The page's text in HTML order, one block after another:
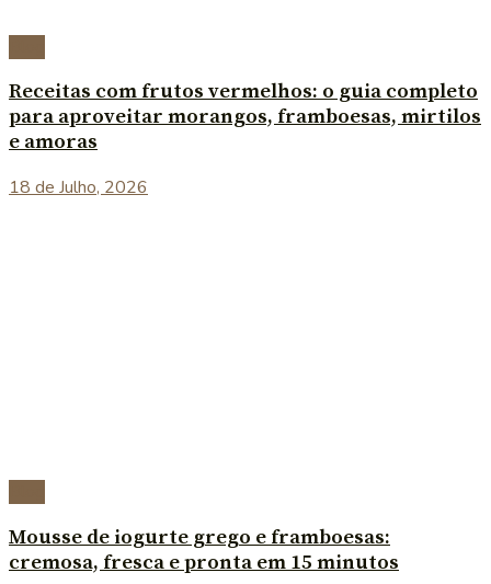
Receitas com frutos vermelhos: o guia completo
para aproveitar morangos, framboesas, mirtilos
e amoras
18 de Julho, 2026
Mousse de iogurte grego e framboesas:
cremosa, fresca e pronta em 15 minutos